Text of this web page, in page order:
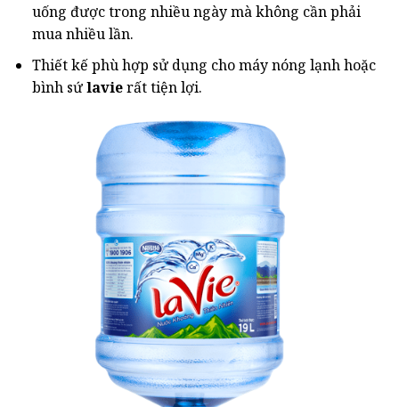
uống được trong nhiều ngày mà không cần phải
mua nhiều lần.
Thiết kế phù hợp sử dụng cho máy nóng lạnh hoặc
bình sứlavierất tiện lợi.